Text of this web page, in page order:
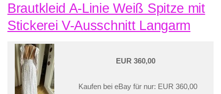
Brautkleid A-Linie Weiß Spitze mit
Stickerei V-Ausschnitt Langarm
EUR 360,00
Kaufen bei eBay für nur: EUR 360,00